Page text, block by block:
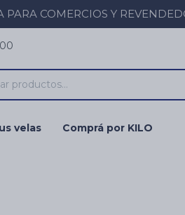
PARA COMERCIOS Y
velas Comprá por KILO